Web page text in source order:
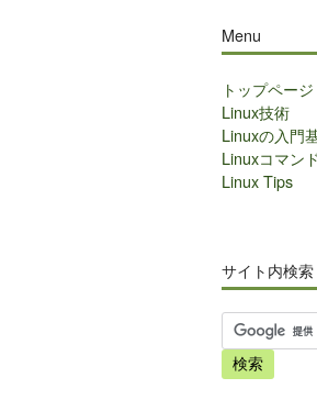
Menu
トップページ
Linux技術
Linuxの入門
Linuxコマンド
Linux Tips
サイト内検索
サ
イ
ト